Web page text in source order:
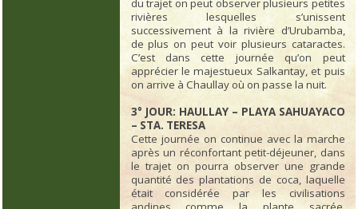
du trajet on peut observer plusieurs petites
rivières lesquelles s’unissent
successivement à la rivière d’Urubamba,
de plus on peut voir plusieurs cataractes.
C’est dans cette journée qu’on peut
apprécier le majestueux Salkantay, et puis
on arrive à Chaullay où on passe la nuit.
3° JOUR: HAULLAY – PLAYA SAHUAYACO
– STA. TERESA
Cette journée on continue avec la marche
après un réconfortant petit-déjeuner, dans
le trajet on pourra observer une grande
quantité des plantations de coca, laquelle
était considérée par les civilisations